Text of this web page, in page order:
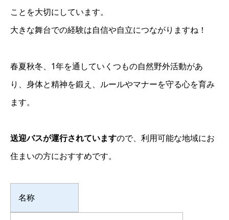
ことを大切にしています。
大きな舞台での経験は自信や自立につながりますね！
春夏秋冬、1年を通していくつもの自然野外活動があ
り、身体と精神を鍛え、ルールやマナーを守る心を育み
ます。
送迎バスが運行されていますので、利用可能な地域にお
住まいの方におすすめです。
名称